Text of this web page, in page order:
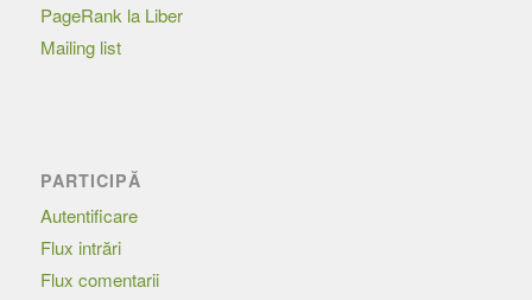
PageRank la Liber
Mailing list
PARTICIPĂ
Autentificare
Flux intrări
Flux comentarii